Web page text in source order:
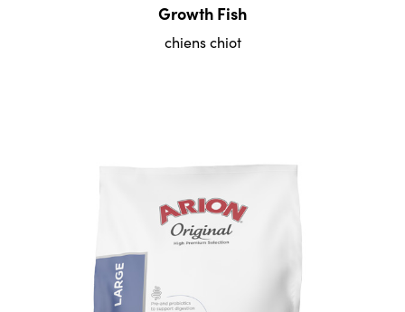
Growth Fish
chiens chiot